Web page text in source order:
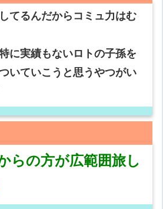
てるんだからコミュ力はむ
に実績もないロトの子孫を
いていこうと思うやつがい
らの方が広範囲旅し